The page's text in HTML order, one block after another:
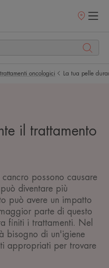
Punti
oncologici La tua pelle
il trattamento
possono causare
diventare più
può avere un impatto
parte di questo
finiti i trattamenti. Nel
bisogno di un'igiene
appropriati per trovare